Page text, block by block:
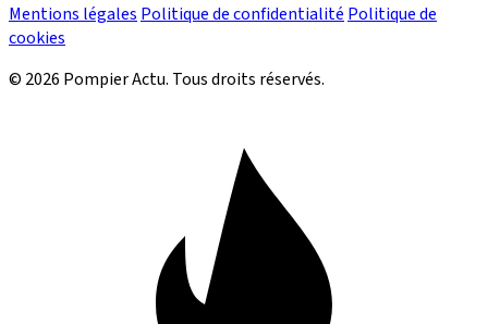
Mentions légales Politique de confidentialité Politique de
cookies
© 2026 Pompier Actu. Tous droits réservés.